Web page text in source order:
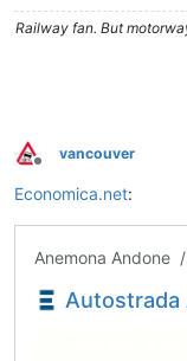
Railway fan. But
Deconectat
vancouver
Economica.net:
Anemona
Autostrada A7 Focșani -